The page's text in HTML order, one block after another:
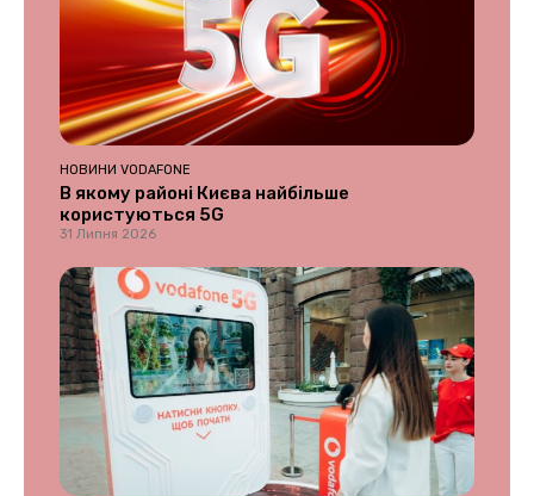
НОВИНИ VODAFONE
В якому районі Києва найбільше
користуються 5G
31 Липня 2026